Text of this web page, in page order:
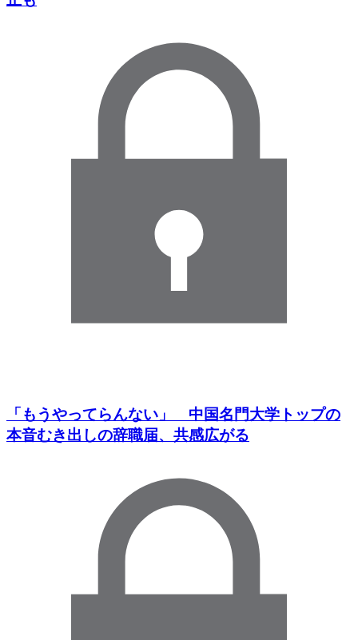
「もうやってらんない」 中国名門大学トップの
本音むき出しの辞職届、共感広がる